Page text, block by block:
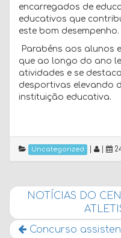
encarregados de
educativos que
este bom desempenho.
Parabéns aos alunos
que ao longo do ano
atividades e se
desportivas elevando
instituição educativa.
Uncategorized
NOTÍCIAS DO
Concurso